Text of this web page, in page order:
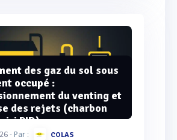
des gaz du sol sous
occupé :
du venting et
des rejets (charbon
PID)
- Par :
COLAS